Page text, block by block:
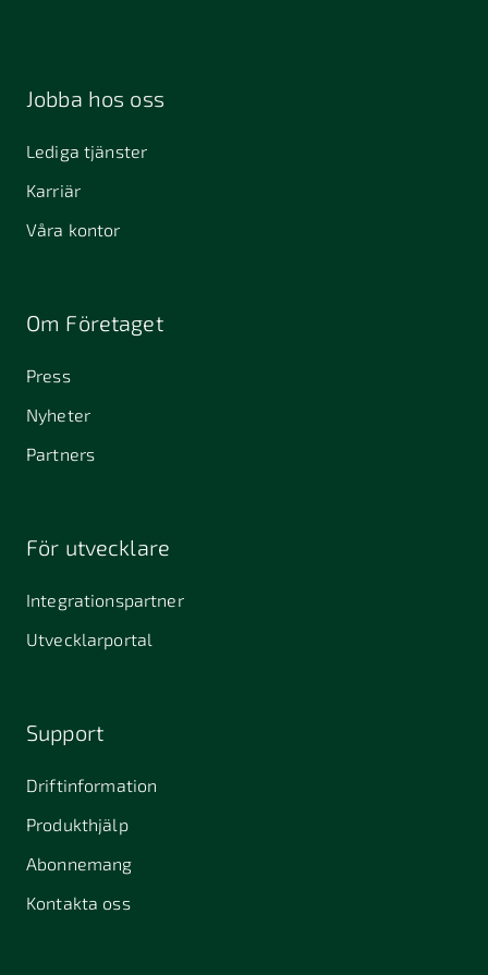
Jobba hos oss
Lediga tjänster
Karriär
Våra kontor
Om Företaget
Press
Nyheter
Partners
För utvecklare
Integrationspartner
Utvecklarportal
Support
Driftinformation
Produkthjälp
Abonnemang
Kontakta oss